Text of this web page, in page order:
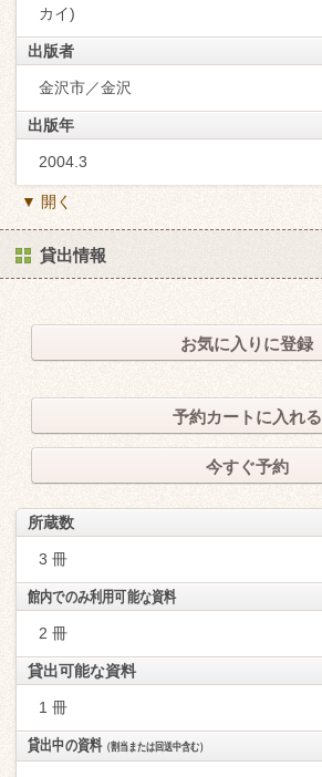
カイ)
出版者
金沢市／金沢
出版年
2004.3
▼ 開く
貸出情報
お気に入りに登録
予約カートに入れる
今すぐ予約
所蔵数
3 冊
館内でのみ利用可能な資料
2 冊
貸出可能な資料
1 冊
貸出中の資料（割当または回送中含む）